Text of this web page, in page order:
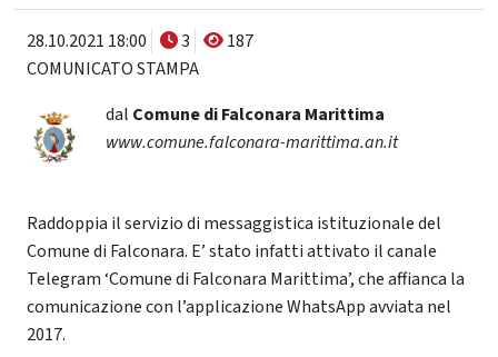
28.10.2021 18:00 3
187
COMUNICATO STAMPA
dal Comune di Falconara Marittima
www.comune.falconara-marittima.an.it
Raddoppia il servizio di messaggistica istituzionale del
Comune di Falconara. E’ stato infatti attivato il canale
Telegram ‘Comune di Falconara Marittima’, che affianca la
comunicazione con l’applicazione WhatsApp avviata nel
2017.